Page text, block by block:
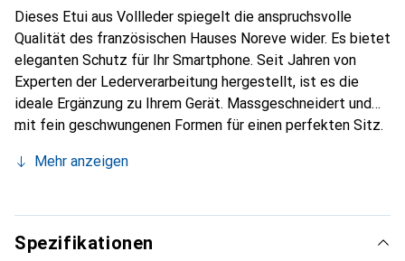
Dieses Etui aus Vollleder spiegelt die anspruchsvolle
Qualität des französischen Hauses Noreve wider. Es bietet
eleganten Schutz für Ihr Smartphone. Seit Jahren von
Experten der Lederverarbeitung hergestellt, ist es die
ideale Ergänzung zu Ihrem Gerät. Massgeschneidert und
mit fein geschwungenen Formen für einen perfekten Sitz.
Smartphone. Die Marke Noreve ist international für ihre
für den anspruchsvollen Kunden.
Mehr anzeigen
Spezifikationen